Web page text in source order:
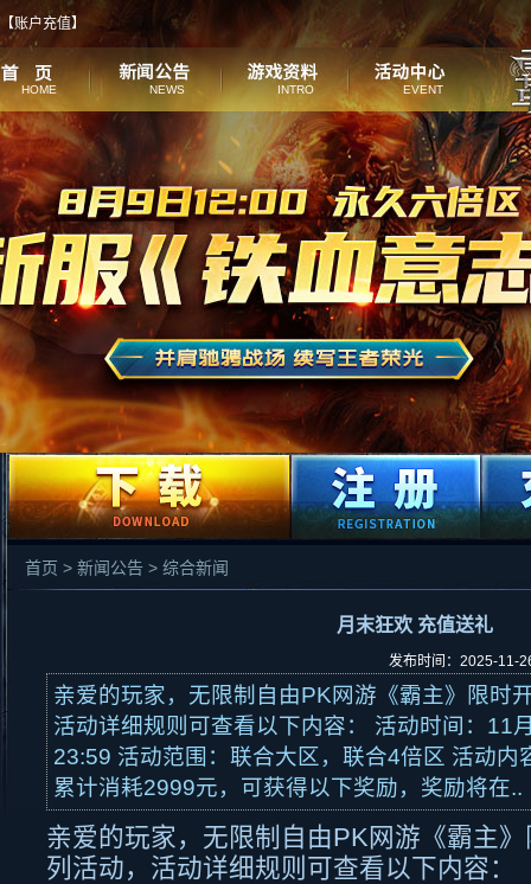
【账户充值】
HOME NEWS INTRO EVENT
首页 > 新闻公告 > 综合新闻
月末狂欢 充值送礼
发布时间：2025-
亲爱的玩家，无限制自由PK网游《霸主》限时
活动详细规则可查看以下内容： 活动时间：11
23:59 活动范围：联合大区，联合4倍区 活动内
累计消耗2999元，可获得以下奖励，奖励将在..
亲爱的玩家，无限制自由PK网游《霸主
列活动，活动详细规则可查看以下内容：